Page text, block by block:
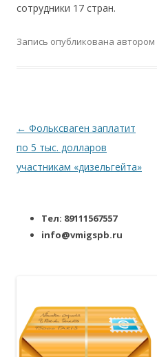
сотрудники 17 стран.
Запись опубликована автором
Навигация по записям
← Фольксваген заплатит
по 5 тыс. долларов
участникам «дизельгейта»
Тел: 89111567557
info@vmigspb.ru